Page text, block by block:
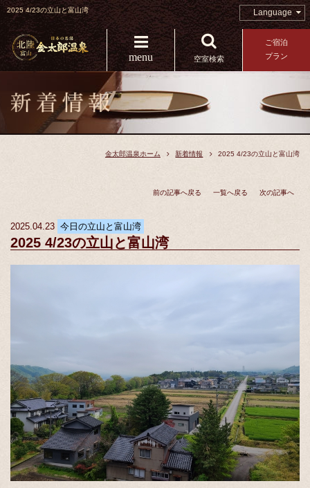
2025 4/23の立山と富山湾 Language
menu 空室検索
ご宿泊
プラン
金太郎温泉ホーム 新着情報 2025 4/23の立山と富山湾
前の記事へ戻る 一覧へ戻る 次の記事へ
2025.04.23 今日の立山と富山湾
2025 4/23の立山と富山湾